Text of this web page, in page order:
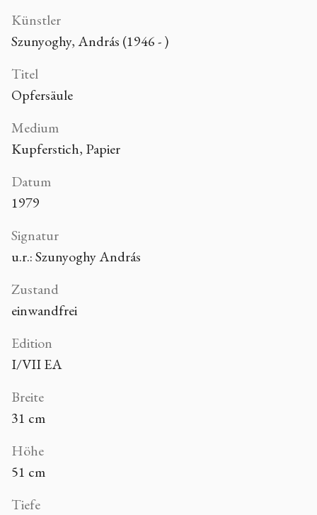
Künstler
Szunyoghy, András (1946 - )
Titel
Opfersäule
Medium
Kupferstich, Papier
Datum
1979
Signatur
u.r.: Szunyoghy András
Zustand
einwandfrei
Edition
I/VII EA
Breite
31 cm
Höhe
51 cm
Tiefe